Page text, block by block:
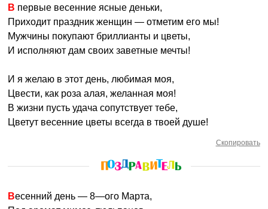
В первые весенние ясные деньки,
Приходит праздник женщин — отметим его мы!
Мужчины покупают бриллианты и цветы,
И исполняют дам своих заветные мечты!
И я желаю в этот день, любимая моя,
Цвести, как роза алая, желанная моя!
В жизни пусть удача сопутствует тебе,
Цветут весенние цветы всегда в твоей душе!
Скопировать
Весенний день — 8—ого Марта,